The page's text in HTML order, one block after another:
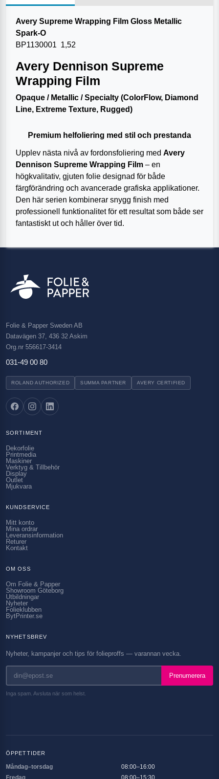
Avery Supreme Wrapping Film Gloss Metallic
Spark-O
BP1130001 1,52
Avery Dennison Supreme
Wrapping Film
Opaque / Metallic / Specialty (ColorFlow, Diamond
Line, Extreme Texture, Rugged)
Premium helfoliering med stil och prestanda
Upplev nästa nivå av fordonsfoliering med Avery
Dennison Supreme Wrapping Film – en
högkvalitativ, gjuten folie designad för både
färgförändring och avancerade grafiska applikationer.
Den här serien kombinerar snygg finish med
professionell funktionalitet för ett resultat som både ser
fantastiskt ut och håller över tid.
Folie & Papper Sweden AB
Datavägen 37, 436 32 Askim
Org.nr 556617-3414
031-49 00 80
ROLAND AUTHORIZED SUMMA PARTNER AVERY CERTIFIED
SORTIMENT
Dekorfolie
Printmedia
Maskiner
Verktyg & Tillbehör
Display
Outlet
Mjukvara
KUNDSERVICE
Mitt konto
Mina ordrar
Leveransinformation
Returer
Kontakt
OM OSS
Om Folie & Papper
Showroom Göteborg
Utbildningar
Nyheter
Folieklubben
BytPrinter.se
NYHETSBREV
Nyheter, kampanjer och tips för folieproffs — varannan vecka.
Prenumerera
Inga spam. Avsluta när som helst.
ÖPPETTIDER
Måndag–torsdag
08:00–16:00